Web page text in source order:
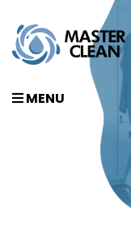
MENU